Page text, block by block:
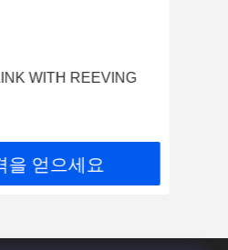
WITH REEVING
을 얻으세요